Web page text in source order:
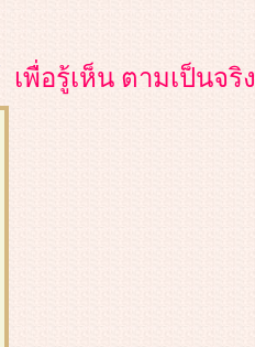
เพื่อรู้เห็น ตามเป็นจริง